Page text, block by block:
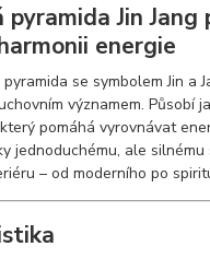
Jin Jang
energie
se symbolem Jin a
významem. Působí
pomáhá vyrovnávat
jednoduchému, ale silnému
– od moderního po